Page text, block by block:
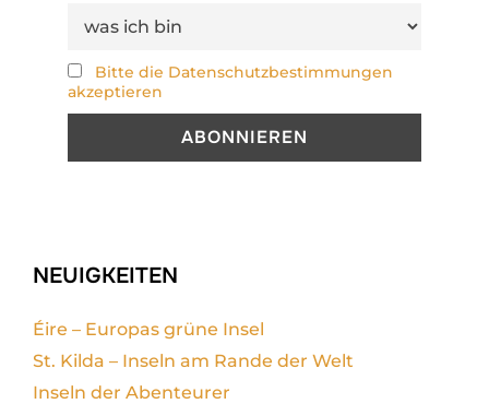
Bitte die Datenschutzbestimmungen
akzeptieren
NEUIGKEITEN
Éire – Europas grüne Insel
St. Kilda – Inseln am Rande der Welt
Inseln der Abenteurer